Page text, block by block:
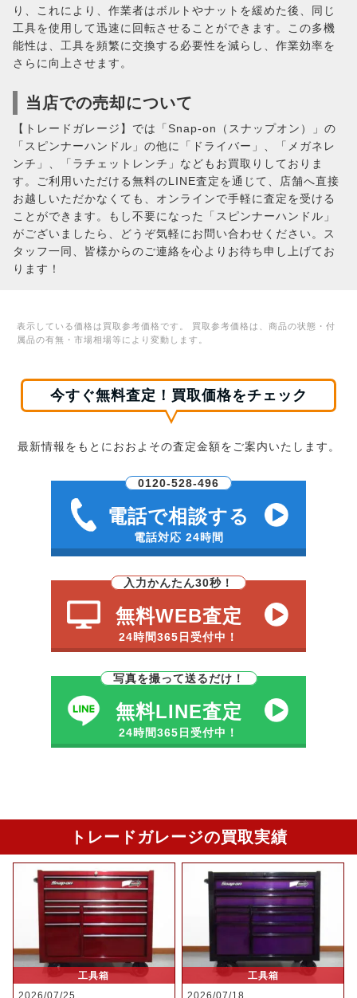
り、これにより、作業者はボルトやナットを緩めた後、同じ
工具を使用して迅速に回転させることができます。この多機
能性は、工具を頻繁に交換する必要性を減らし、作業効率を
さらに向上させます。
当店での売却について
【トレードガレージ】では「Snap-on（スナップオン）」の
「スピンナーハンドル」の他に「ドライバー」、「メガネレ
ンチ」、「ラチェットレンチ」などもお買取りしておりま
す。ご利用いただける無料のLINE査定を通じて、店舗へ直接
お越しいただかなくても、オンラインで手軽に査定を受ける
ことができます。もし不要になった「スピンナーハンドル」
がございましたら、どうぞ気軽にお問い合わせください。ス
タッフ一同、皆様からのご連絡を心よりお待ち申し上げてお
ります！
表示している価格は買取参考価格です。 買取参考価格は、商品の状態・付
属品の有無・市場相場等により変動します。
今すぐ無料査定！買取価格をチェック
最新情報をもとにおおよその査定金額をご案内いたします。
0120-528-496
電話で相談する
電話対応 24時間
入力かんたん30秒！
無料WEB査定
24時間365日受付中！
写真を撮って送るだけ！
無料LINE査定
24時間365日受付中！
トレードガレージの買取実績
工具箱
工具箱